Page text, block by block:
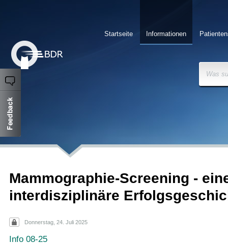
Informationen
Startseite
Was
Mammographie-Screening -
interdisziplinäre
Donnerstag, 24. Juli 2025
Info 08-25